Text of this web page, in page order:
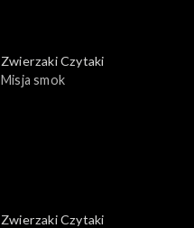
Zwierzaki Czytaki
Misja smok
Zwierzaki Czytaki